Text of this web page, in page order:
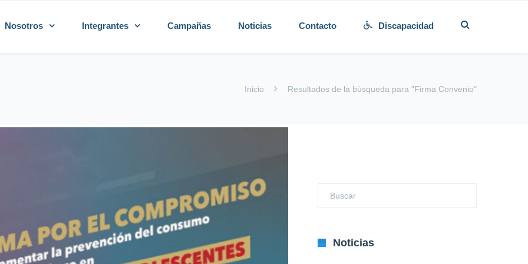
Nosotros Integrantes Campañas Noticias Contacto Discapacidad
Inicio Resultados de la búsqueda para "Firma Convenio"
Noticias